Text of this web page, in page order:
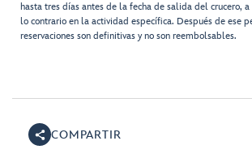
hasta tres días antes de la fecha de salida del crucero,
lo contrario en la actividad específica. Después de ese
reservaciones son definitivas y no son reembolsables.
COMPARTIR